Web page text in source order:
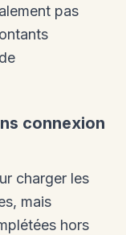
pas
connexion
charger les
mais
hors